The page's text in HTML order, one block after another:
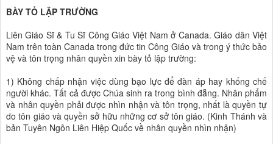
BÀY TỎ LẬP TRƯỜNG
Liên Giáo Sĩ & Tu Sĩ Công Giáo Việt Nam ở Canada. Giáo dân Việt
Nam trên toàn Canada trong đức tin Công Giáo và trong ý thức bảo
vệ và tôn trọng nhân quyền xin bày tỏ lập trường:
1) Không chấp nhận việc dùng bạo lực để đàn áp hay khống chế
người khác. Tất cả được Chúa sinh ra trong bình đẵng. Nhân phẩm
và nhân quyền phải được nhìn nhận và tôn trọng, nhất là quyền tự
do tôn giáo và quyền sở hữu những cơ sở tôn giáo. (Kinh Thánh và
bản Tuyên Ngôn Liên Hiệp Quốc về nhân quyền nhìn nhận)